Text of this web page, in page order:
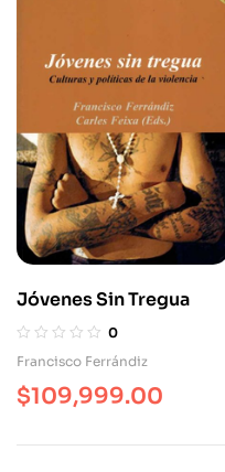
Jóvenes Sin Tregua
0
Francisco Ferrándiz
$109,999.00